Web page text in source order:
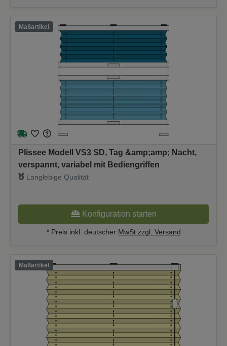
Maßartikel
Plissee Modell VS3 SD, Tag &amp;amp; Nacht,
verspannt, variabel mit Bediengriffen
Langlebige Qualität
Konfiguration starten
* Preis inkl. deutscher MwSt zzgl. Versand
Maßartikel